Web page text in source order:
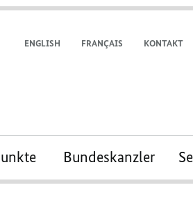
ENGLISH FRANÇAIS KONTAKT
Bundeskanzler